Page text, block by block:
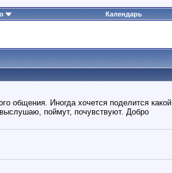
Календарь
общения. Иногда хочется поделится какой
поймут, почувствуют. Добро